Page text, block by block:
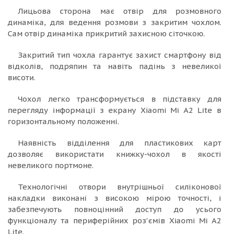
Лицьова сторона має отвір для розмовного
динаміка, для ведення розмови з закритим чохлом.
Сам отвір динаміка прикритий захисною сіточкою.
Закритий тип чохла гарантує захист смартфону від
відколів, подряпин та навіть падінь з невеликої
висоти.
Чохол легко трансформується в підставку для
перегляду інформації з екрану Xiaomi Mi A2 Lite в
горизонтальному положенні.
Наявність відділення для пластикових карт
дозволяє використати книжку-чохол в якості
невеликого портмоне.
Технологічні отвори внутрішньої силіконової
накладки виконані з високою мірою точності, і
забезпечують повноцінний доступ до усього
функціоналу та периферійних роз'ємів Xiaomi Mi A2
Lite.